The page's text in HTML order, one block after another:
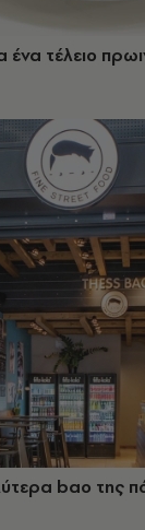
ένα τέλειο
bao της